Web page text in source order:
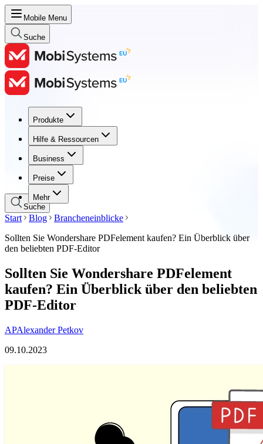
Mobile Menu
Suche
Produkte
Hilfe & Ressourcen
Business
Preise
Mehr
Produkte
Hilfe & Ressourcen
Business
Preise
Suche
Start Blog
Brancheneinblicke
Sollten Sie Wondershare PDFelement kaufen? Ein Überblick über
den beliebten PDF-Editor
Sollten Sie Wondershare PDFelement
kaufen? Ein Überblick über den beliebten
PDF-Editor
APAlexander Petkov
09.10.2023